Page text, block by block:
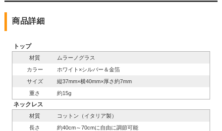
商品詳細
トップ
材質
ムラーノグラス
カラー
ホワイト×シルバー＆金箔
サイズ
縦37mm×横40mm×厚さ約7mm
重さ
約15g
ネックレス
材質
コットン（イタリア製）
長さ
約40cm～70cmに自由に調節可能